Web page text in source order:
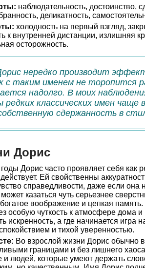
наблюдательность, достоинство,
деликатность,
холодность на первый взгляд,
к внутренней дистанции, излишняя
осторожность.
нередко производит
с таким именем не торопится
надолго. В моих
редких классических имен чаще
сдержанность в
Дорис
Дорис часто проявляет себя как
Ей свойственны
справедливости, даже если она
казаться чуть серьезнее
воображение и цепкая
особую чуткость к атмосфере дома
искренность, а где начинается игра
и тихой уверенностью.
Во взрослой жизни Дорис обычно
границами и без лишнего
и людей, которые умеют держать